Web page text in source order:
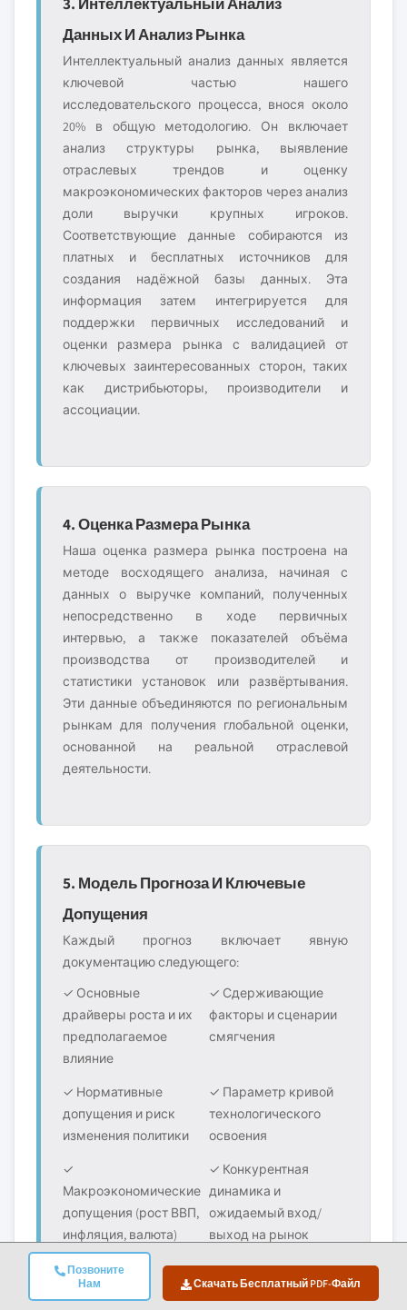
Позвоните
Нам
Скачать Бесплатный PDF-Файл
Данных И Анализ Рынка
Интеллектуальный анализ данных является
ключевой частью нашего
исследовательского процесса, внося около
20% в общую методологию. Он включает
анализ структуры рынка, выявление
отраслевых трендов и оценку
макроэкономических факторов через анализ
доли выручки крупных игроков.
Соответствующие данные собираются из
платных и бесплатных источников для
создания надёжной базы данных. Эта
информация затем интегрируется для
поддержки первичных исследований и
оценки размера рынка с валидацией от
ключевых заинтересованных сторон, таких
как дистрибьюторы, производители и
ассоциации.
4. Оценка Размера Рынка
Наша оценка размера рынка построена на
методе восходящего анализа, начиная с
данных о выручке компаний, полученных
непосредственно в ходе первичных
интервью, а также показателей объёма
производства от производителей и
статистики установок или развёртывания.
Эти данные объединяются по региональным
рынкам для получения глобальной оценки,
основанной на реальной отраслевой
деятельности.
5. Модель Прогноза И Ключевые
Допущения
Каждый прогноз включает явную
документацию следующего:
✓ Основные
драйверы роста и их
предполагаемое
влияние
✓ Сдерживающие
факторы и сценарии
смягчения
✓ Нормативные
допущения и риск
изменения политики
✓ Параметр кривой
технологического
освоения
✓
Макроэкономические
допущения (рост ВВП,
инфляция, валюта)
✓ Конкурентная
динамика и
ожидаемый вход/
выход на рынок